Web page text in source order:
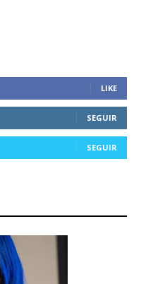
LIKE
SEGUIR
SEGUIR